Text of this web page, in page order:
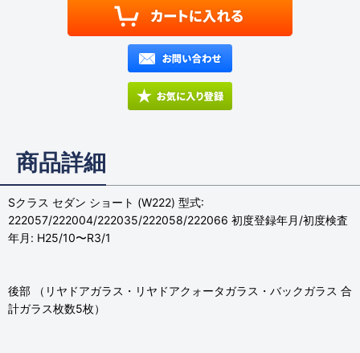
商品詳細
Sクラス セダン ショート (W222) 型式:
222057/222004/222035/222058/222066 初度登録年月/初度検査
年月: H25/10〜R3/1
後部 （リヤドアガラス・リヤドアクォータガラス・バックガラス 合
計ガラス枚数5枚）